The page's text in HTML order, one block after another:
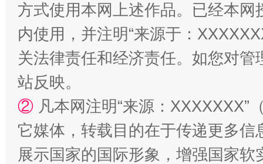
国家大学科技园优化重塑工作
方式使用本网上述作品。已经本
内使用，并注明“来源于：
关法律责任和经济责任。如您对
站反映。
② 凡本网注明“来源：
它媒体，转载目的在于传递更多
展示国家的国际形象，增强国家